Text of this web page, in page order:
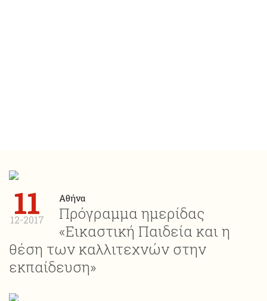
11
12-2017
Αθήνα
Πρόγραμμα ημερίδας
«Εικαστική Παιδεία και η
θέση των καλλιτεχνών στην
εκπαίδευση»